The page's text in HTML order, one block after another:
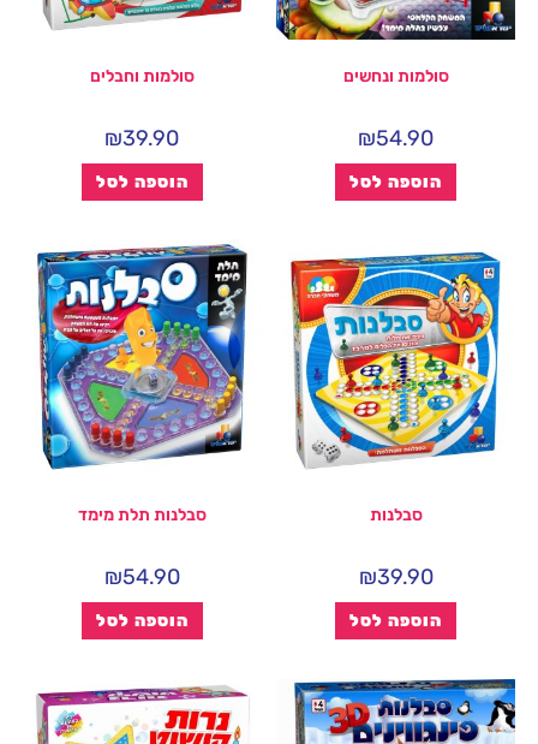
סולמות ונחשים
₪54.90
הוספה לסל
סולמות וחבלים
₪39.90
הוספה לסל
סבלנות
₪39.90
הוספה לסל
סבלנות תלת מימד
₪54.90
הוספה לסל